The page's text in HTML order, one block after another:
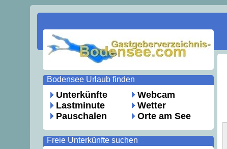
Unterkünfte
Lastminute
Pauschalen
Webcam
Wetter
Orte am See
Bodensee Urlaub finden
Freie Unterkünfte suchen